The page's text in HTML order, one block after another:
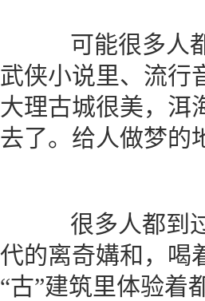
可能很多人都
武侠小说里、流行
大理古城很美，洱
去了。给人做梦的
很多人都到过
代的离奇媾和，喝
“古”建筑里体验